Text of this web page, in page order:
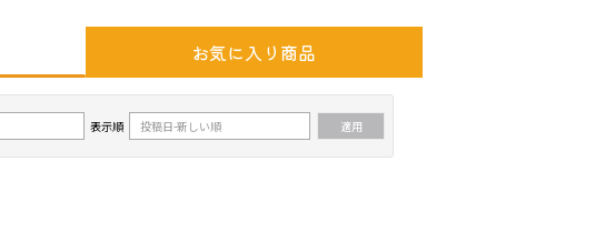
お気に入り商品
表示順